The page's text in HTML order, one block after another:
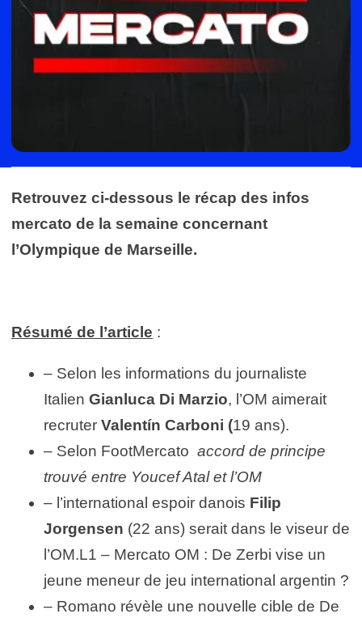
Retrouvez ci-dessous le récap des infos
mercato de la semaine concernant
l’Olympique de Marseille.
Résumé de l’article :
– Selon les informations du journaliste
Italien Gianluca Di Marzio, l’OM aimerait
recruter Valentín Carboni (19 ans).
– Selon FootMercato accord de principe
trouvé entre Youcef Atal et l’OM
– l’international espoir danois Filip
Jorgensen (22 ans) serait dans le viseur de
l’OM.L1 – Mercato OM : De Zerbi vise un
jeune meneur de jeu international argentin ?
– Romano révèle une nouvelle cible de De